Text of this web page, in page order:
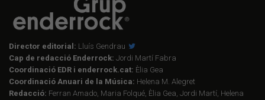
Director editorial: Lluís Gendrau
Cap de redacció Enderrock: Jordi Martí Fabra
Coordinació EDR i enderrock.cat: Èlia Gea
Coordinació Anuari de la Música: Helena M. Alegret
Redacció: Ferran Amado, Maria Folqué, Èlia Gea, Jordi Martí, Helena